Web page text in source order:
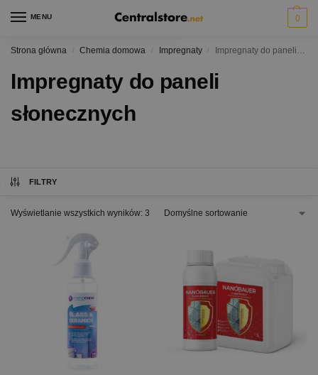
MENU 0
Strona główna / Chemia domowa / Impregnaty Impregnaty do paneli słonecznych
Impregnaty do paneli
słonecznych
FILTRY
Wyświetlanie wszystkich wyników: 3